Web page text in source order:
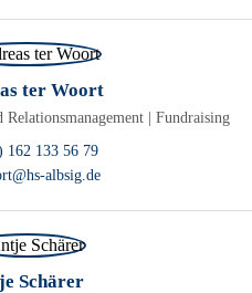
ter Woort
| Fundraising
162 133 56 79
albsig.de
Schärer